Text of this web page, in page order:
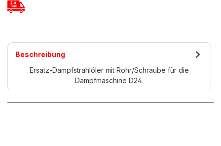
Beschreibung
Ersatz-Dampfstrahlöler mit Rohr/Schraube für die
Dampfmaschine D24.